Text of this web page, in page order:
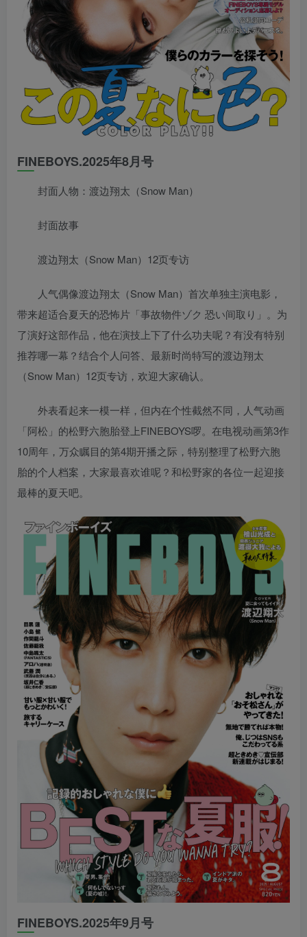
FINEBOYS.2025年8月号
封面人物：渡边翔太（Snow Man）
封面故事
渡边翔太（Snow Man）12页专访
人气偶像渡边翔太（Snow Man）首次单独主演电影，
带来超适合夏天的恐怖片「事故物件ゾク 恐い间取り」。为
了演好这部作品，他在演技上下了什么功夫呢？有没有特别
推荐哪一幕？结合个人问答、最新时尚特写的渡边翔太
（Snow Man）12页专访，欢迎大家确认。
外表看起来一模一样，但内在个性截然不同，人气动画
「阿松」的松野六胞胎登上FINEBOYS啰。在电视动画第3作
10周年，万众瞩目的第4期开播之际，特别整理了松野六胞
胎的个人档案，大家最喜欢谁呢？和松野家的各位一起迎接
最棒的夏天吧。
FINEBOYS.2025年9月号